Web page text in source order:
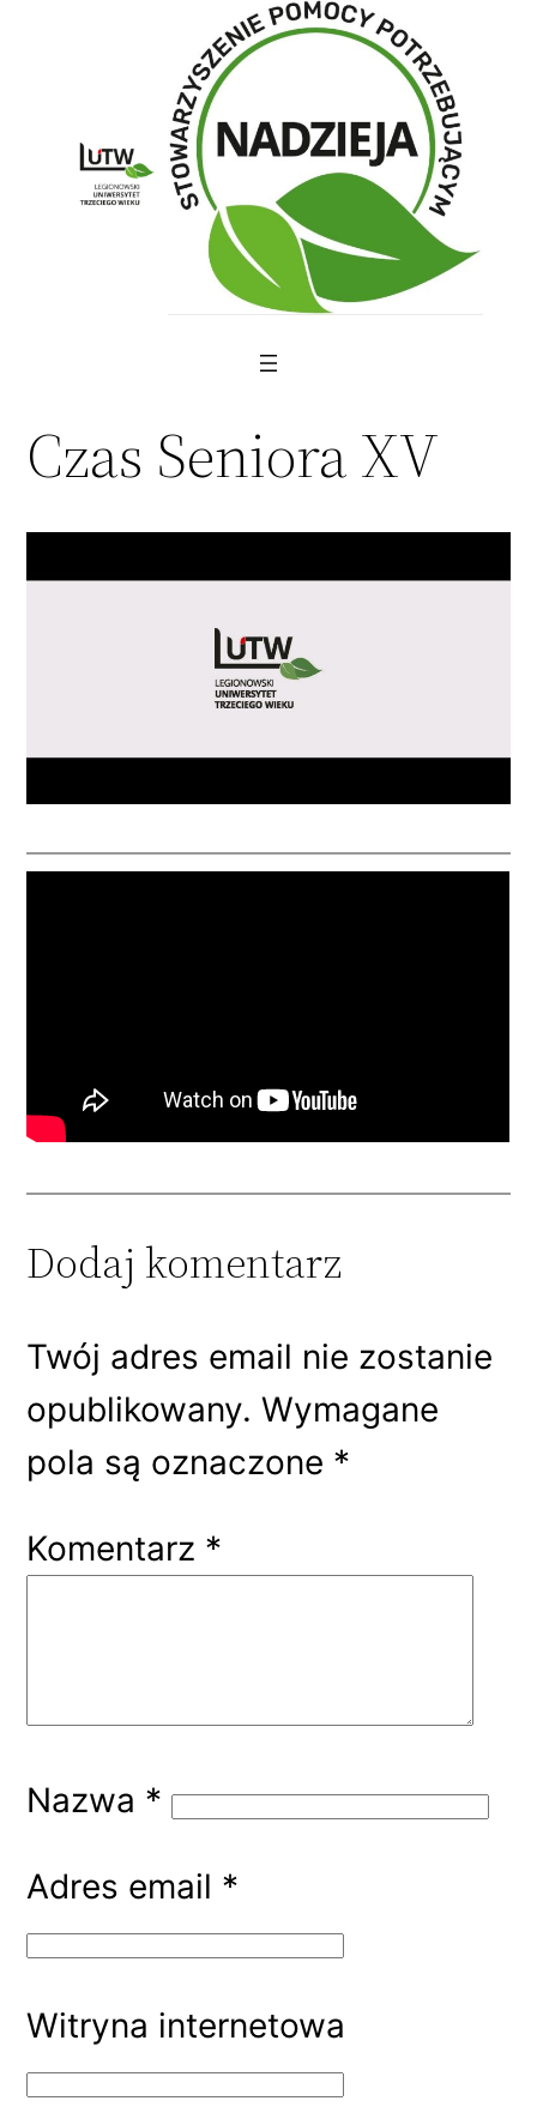
Czas Seniora XV
Dodaj komentarz
Twój adres email nie zostanie
opublikowany. Wymagane
pola są oznaczone *
Komentarz *
Nazwa *
Adres email *
Witryna internetowa